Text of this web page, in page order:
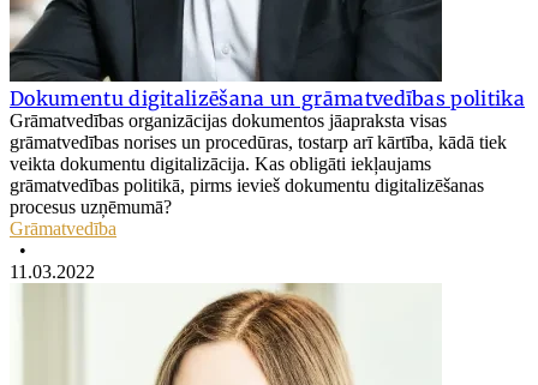
Dokumentu digitalizēšana un grāmatvedības politika
Grāmatvedības organizācijas dokumentos jāapraksta visas
grāmatvedības norises un procedūras, tostarp arī kārtība, kādā tiek
veikta dokumentu digitalizācija. Kas obligāti iekļaujams
grāmatvedības politikā, pirms ievieš dokumentu digitalizēšanas
procesus uzņēmumā?
Grāmatvedība
•
11.03.2022